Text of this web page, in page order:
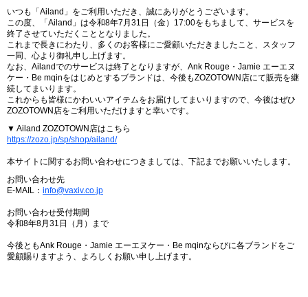
いつも「Ailand」をご利用いただき、誠にありがとうございます。
この度、「Ailand」は令和8年7月31日（金）17:00をもちまして、サービスを
終了させていただくこととなりました。
これまで長きにわたり、多くのお客様にご愛顧いただきましたこと、スタッフ
一同、心より御礼申し上げます。
なお、Ailandでのサービスは終了となりますが、Ank Rouge・Jamie エーエヌ
ケー・Be mqinをはじめとするブランドは、今後もZOZOTOWN店にて販売を継
続してまいります。
これからも皆様にかわいいアイテムをお届けしてまいりますので、今後はぜひ
ZOZOTOWN店をご利用いただけますと幸いです。
▼ Ailand ZOZOTOWN店はこちら
https://zozo.jp/sp/shop/ailand/
本サイトに関するお問い合わせにつきましては、下記までお願いいたします。
お問い合わせ先
E-MAIL： info@vaxiv.co.jp
お問い合わせ受付期間
令和8年8月31日（月）まで
今後ともAnk Rouge・Jamie エーエヌケー・Be mqinならびに各ブランドをご
愛顧賜りますよう、よろしくお願い申し上げます。